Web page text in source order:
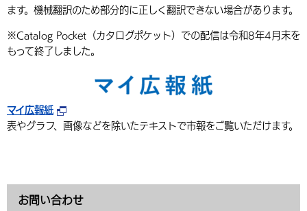
ます。機械翻訳のため部分的に正しく翻訳できない場合があります。
※Catalog Pocket（カタログポケット）での配信は令和8年4月末を
もって終了しました。
マイ広報紙
表やグラフ、画像などを除いたテキストで市報をご覧いただけます。
お問い合わせ